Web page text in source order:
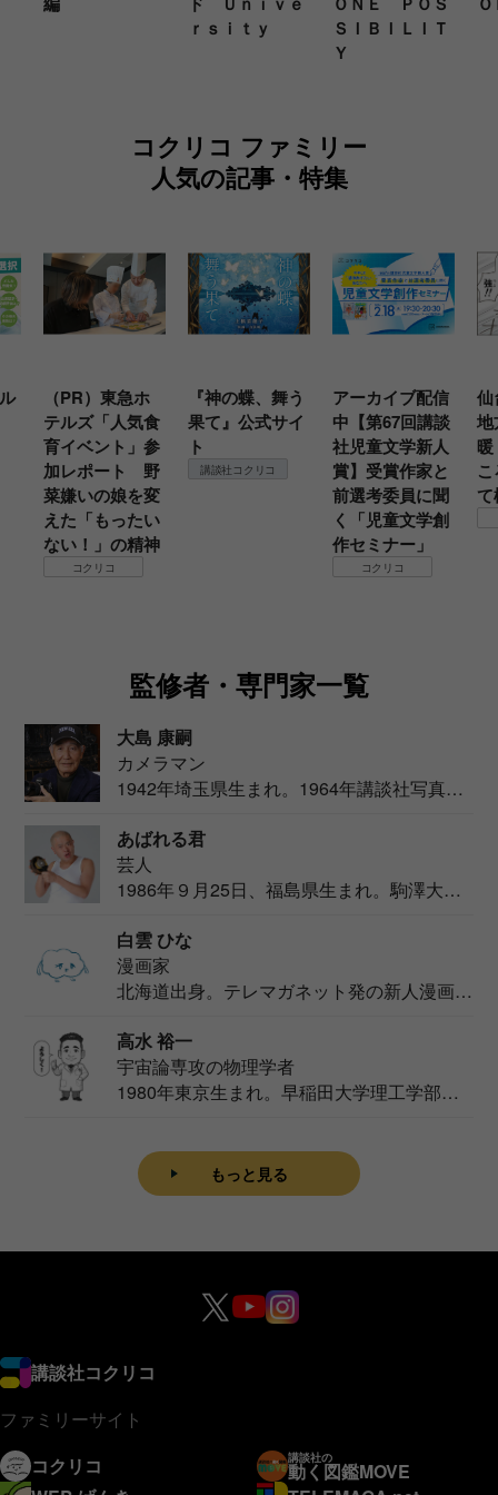
ｒｓｉｔｙ
ＳＩＢＩＬＩＴ
Ｙ
コクリコ ファミリー
人気の記事・特集
（PR）東急ホ
テルズ「人気食
育イベント」参
加レポート 野
菜嫌いの娘を変
えた「もったい
ない！」の精神
コクリコ
『神の蝶、舞う
果て』公式サイ
ト
講談社コクリコ
アーカイブ配信
中【第67回講談
社児童文学新人
賞】受賞作家と
前選考委員に聞
く「児童文学創
作セミナー」
コクリコ
仙
地
監修者・専門家一覧
大島 康嗣
カメラマン
1942年埼玉県生まれ。1964年講談社写真部
あばれる君
芸人
1986年９月25日、福島県生まれ。駒澤大学
白雲 ひな
漫画家
北海道出身。テレマガネット発の新人漫画
高水 裕一
宇宙論専攻の物理学者
1980年東京生まれ。早稲田大学理工学部物
もっと見る
講談社コクリコ
ファミリーサイト
コクリコ
講談社の
動く図鑑MOVE